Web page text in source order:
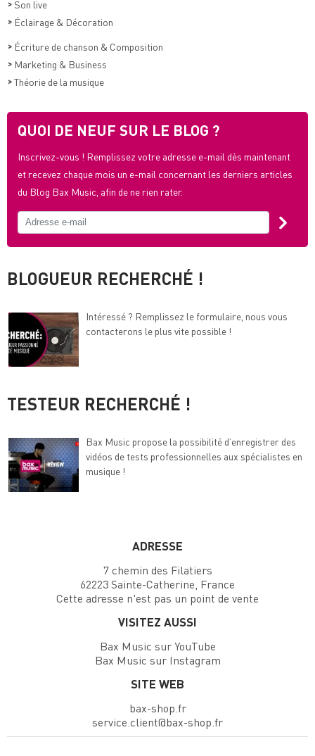
> Son live
> Éclairage & Décoration
> Écriture de chanson & Composition
> Marketing & Business
>Théorie de la musique
QUOI DE NEUF SUR LE BLOG ?
Inscrivez-vous ! Remplissez votre adresse e-mail dès maintenant
et recevez chaque mois un e-mail concernant les derniers articles
du Blog Bax Music, afin de ne rien rater.
BLOGUEUR RECHERCHÉ !
Intéressé ? Remplissez le formulaire, nous vous
contacterons le plus vite possible !
TESTEUR RECHERCHÉ !
Bax Music propose la possibilité d’enregistrer des
vidéos de tests professionnelles aux spécialistes en
musique !
ADRESSE
7 chemin des Filatiers
62223 Sainte-Catherine, France
Cette adresse n'est pas un point de vente
VISITEZ AUSSI
Bax Music sur YouTube
Bax Music sur Instagram
SITE WEB
bax-shop.fr
service.client@bax-shop.fr